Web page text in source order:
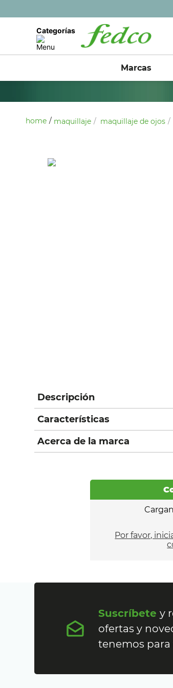
Categorías
Marcas
maquillaje maquillaje de ojos
Descripción
Características
Acerca de la marca
Por favor,
Suscríbetey
ofertas y
tenemos para